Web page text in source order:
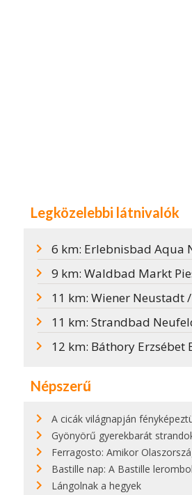
Legközelebbi látnivalók
6 km: Erlebnisbad Aqua
9 km: Waldbad Markt
11 km: Wiener Neustadt /
11 km: Strandbad
12 km: Báthory Erzsébet
Népszerű
A cicák világnapján fényképeztük ezt a bokor alatt
Gyönyörű gyerekbarát strandok Olaszországban -
Ferragosto: Amikor Olaszország
Bastille nap: A Bastille lerombolása az
Lángolnak a hegyek